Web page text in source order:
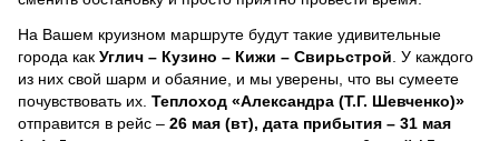
На Вашем круизном маршруте будут такие удивительные
города как Углич – Кузино – Кижи – Свирьстрой . У каждого
из них свой шарм и обаяние, и мы уверены, что вы сумеете
почувствовать их. Теплоход «Александра (Т.Г. Шевченко)»
отправится в рейс – 26 мая (вт), дата прибытия – 31 мая